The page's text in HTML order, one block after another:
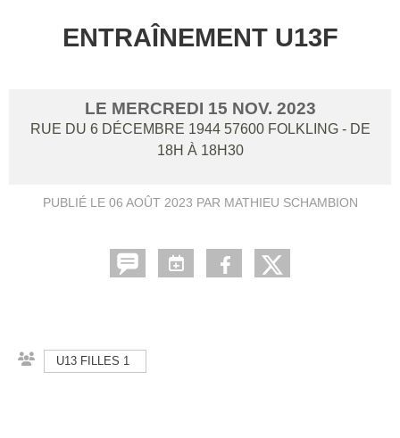
ENTRAÎNEMENT U13F
LE MERCREDI 15 NOV. 2023
RUE DU 6 DÉCEMBRE 1944 57600 FOLKLING - DE
18H À 18H30
PUBLIÉ LE 06 AOÛT 2023 PAR MATHIEU SCHAMBION
U13 FILLES 1